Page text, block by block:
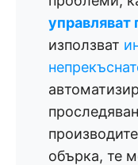
управляват
използват
обърка, те